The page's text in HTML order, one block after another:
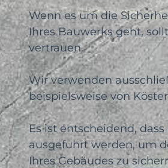
Wenn es um die
Ihres Bauwerks geht,
vertrauen.
Wir verwenden
beispielsweise von
Es ist entscheidend,
ausgeführt werden, um
Ihres Gebäudes zu